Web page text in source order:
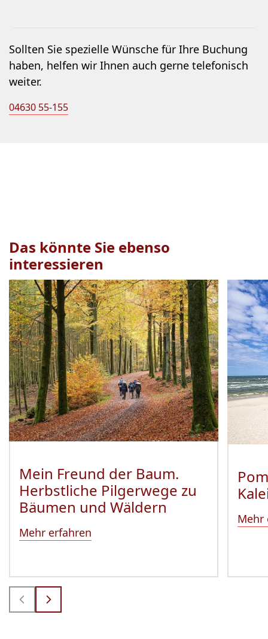
Sollten Sie spezielle Wünsche für Ihre Buchung
haben, helfen wir Ihnen auch gerne telefonisch
weiter.
04630 55-155
Das könnte Sie ebenso
interessieren
Veranstaltung1bis2von20sichtbar.
Mein Freund der Baum.
Herbstliche Pilgerwege zu
Bäumen und Wäldern
Mehr erfahren
Mehr